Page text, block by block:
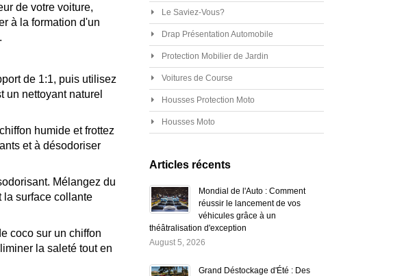
de votre voiture,
à la formation d'un
de 1:1, puis utilisez
un nettoyant naturel
humide et frottez
et à désodoriser
Mélangez du
la surface collante
coco sur un chiffon
la saleté tout en
Le Saviez-Vous?
Drap Présentation Automobile
Protection Mobilier de Jardin
Voitures de Course
Housses Protection Moto
Housses Moto
Articles récents
Mondial de l'Auto : Comment
réussir le lancement de vos
véhicules grâce à un
théâtralisation d'exception
August 5, 2026
Grand Déstockage d'Été : Des